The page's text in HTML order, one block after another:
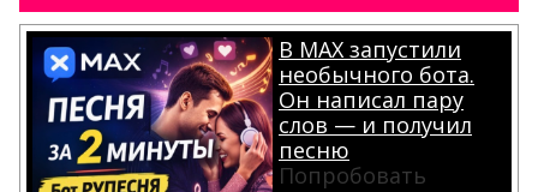
В MAX запустили
необычного бота.
Он написал пару
слов — и получил
песню
Попробовать